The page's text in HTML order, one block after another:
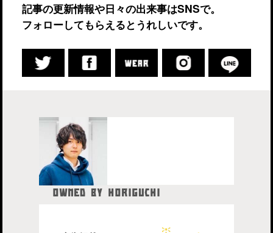
記事の更新情報や日々の出来事はSNSで。
フォローしてもらえるとうれしいです。
OWNED BY HORIGUCHI